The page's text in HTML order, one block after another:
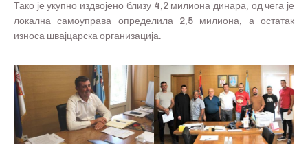
Тако је укупно издвојено близу 4,2 милиона динара, од чега је
локална самоуправа определила 2,5 милиона, а остатак
износа швајцарска организација.